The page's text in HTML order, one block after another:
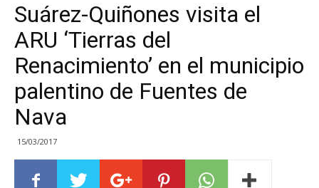
Suárez-Quiñones visita el
ARU ‘Tierras del
Renacimiento’ en el municipio
palentino de Fuentes de
Nava
15/03/2017